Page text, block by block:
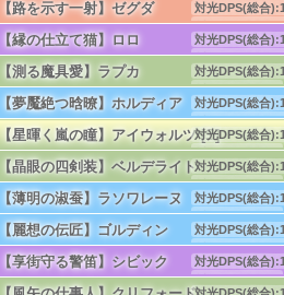
単体
【路を示す一射】ゼグダ 対光DPS(総合):
リーチ:165
単体
【縁の仕立て猫】ロロ 対光DPS(総合):
リーチ:110
単体
【測る魔具愛】ラプカ 対光DPS(総合):
リーチ:25
単体
【夢魘絶つ晗暸】ホルディア 対光DPS(総合):
リーチ:110
単体
【星暉く嵐の瞳】アイウォルツ [S]対光DPS(総合):
リーチ:20
単体
【晶眼の四剣装】ベルデライト対光DPS(総合):
リーチ:15
単体
【薄明の淑蚕】ラソワレーヌ 対光DPS(総合):
リーチ:95
単体
【麗想の伝匠】ゴルディン 対光DPS(総合):
リーチ:160
単体
【享街守る警笛】シビック 対光DPS(総合):
リーチ:20